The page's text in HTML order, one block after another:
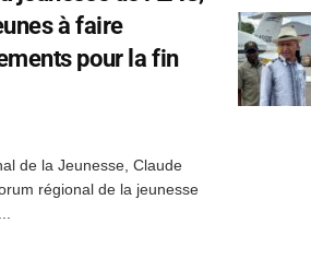
à faire
pour la fin
de la Jeunesse, Claude
régional de la jeunesse